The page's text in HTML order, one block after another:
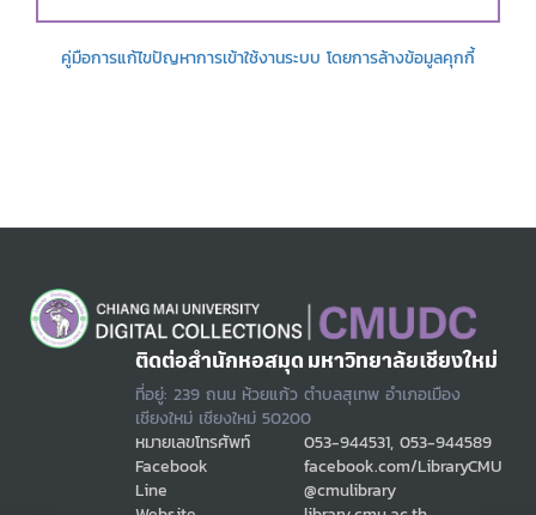
คู่มือการแก้ไขปัญหาการเข้าใช้งานระบบ โดยการล้างข้อมูลคุกกี้
ติดต่อสำนักหอสมุด มหาวิทยาลัยเชียงใหม่
ที่อยู่: 239 ถนน ห้วยแก้ว ตำบลสุเทพ อำเภอเมือง
เชียงใหม่ เชียงใหม่ 50200
หมายเลขโทรศัพท์ 053-944531, 053-944589
Facebook
facebook.com/LibraryCMU
Line
@cmulibrary